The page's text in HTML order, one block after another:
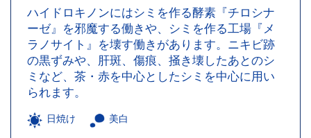
ハイドロキノンにはシミを作る酵素『チロシナ
ーゼ』を邪魔する働きや、シミを作る工場『メ
ラノサイト』を壊す働きがあります。ニキビ跡
の黒ずみや、肝斑、傷痕、掻き壊したあとのシ
ミなど、茶・赤を中心としたシミを中心に用い
られます。
日焼け 美白